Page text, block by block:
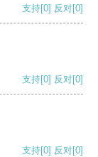
支持[0] 反对[0]
支持[0] 反对[0]
支持[0] 反对[0]